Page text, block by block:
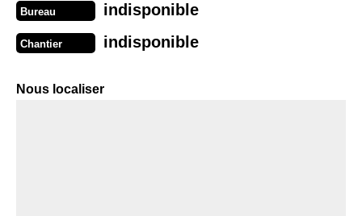
Bureau indisponible
Chantier indisponible
Nous localiser